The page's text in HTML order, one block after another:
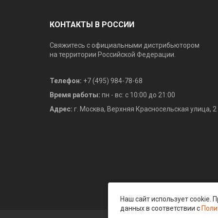
КОНТАКТЫ В РОССИИ
Свяжитесь с официальными дистрибьютором
на территории Российской Федерации.
Телефон: +7 (495) 984-78-68
Время работы: пн - вс: с 10:00 до 21:00
Адрес: г. Москва, Верхняя Красносельская улица, 2
Наш сайт использует cookie.
данных в соответствии с